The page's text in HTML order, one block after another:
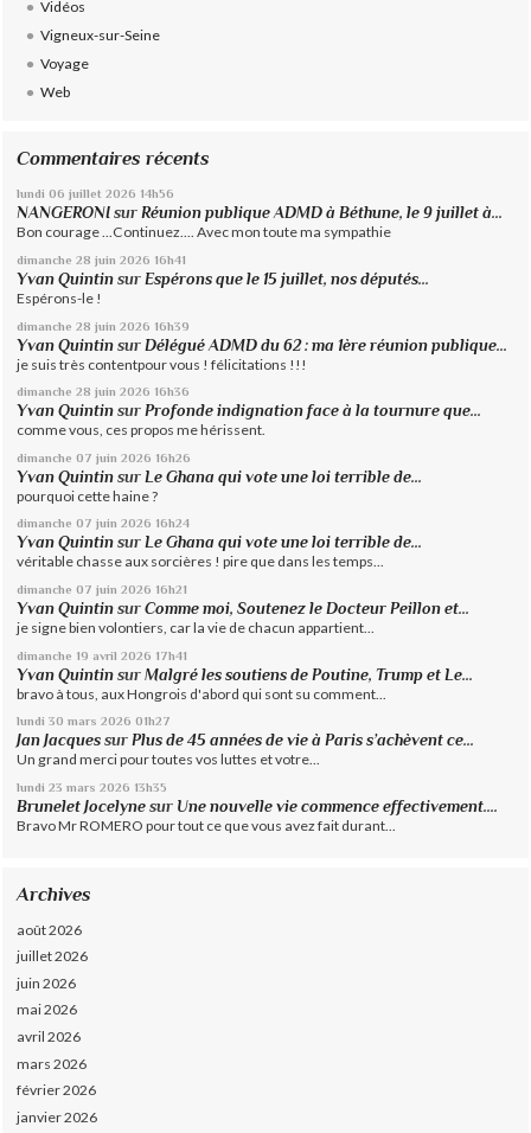
Vidéos
Vigneux-sur-Seine
Voyage
Web
Commentaires récents
lundi 06 juillet 2026 14h56
NANGERONI surRéunion publique ADMD à Béthune, le 9 juillet à...
Bon courage ...Continuez.... Avec mon toute ma sympathie
dimanche 28 juin 2026 16h41
Yvan Quintin surEspérons que le 15 juillet, nos députés...
Espérons-le !
dimanche 28 juin 2026 16h39
Yvan Quintin surDélégué ADMD du 62 : ma 1ère réunion publique...
je suis très contentpour vous ! félicitations !!!
dimanche 28 juin 2026 16h36
Yvan Quintin surProfonde indignation face à la tournure que...
comme vous, ces propos me hérissent.
dimanche 07 juin 2026 16h26
Yvan Quintin sur Le Ghana qui vote une loi terrible de...
pourquoi cette haine ?
dimanche 07 juin 2026 16h24
Yvan Quintin surLe Ghana qui vote une loi terrible de...
véritable chasse aux sorcières ! pire que dans les temps...
dimanche 07 juin 2026 16h21
Yvan Quintin surComme moi, Soutenez le Docteur Peillon et...
je signe bien volontiers, car la vie de chacun appartient...
dimanche 19 avril 2026 17h41
Yvan Quintin surMalgré les soutiens de Poutine, Trump et Le...
bravo à tous, aux Hongrois d'abord qui sont su comment...
lundi 30 mars 2026 01h27
Jan Jacques surPlus de 45 années de vie à Paris s’achèvent ce...
Un grand merci pour toutes vos luttes et votre...
lundi 23 mars 2026 13h35
Brunelet Jocelyne sur Une nouvelle vie commence effectivement....
Bravo Mr ROMERO pour tout ce que vous avez fait durant...
Archives
août 2026
juillet 2026
juin 2026
mai 2026
avril 2026
mars 2026
février 2026
janvier 2026